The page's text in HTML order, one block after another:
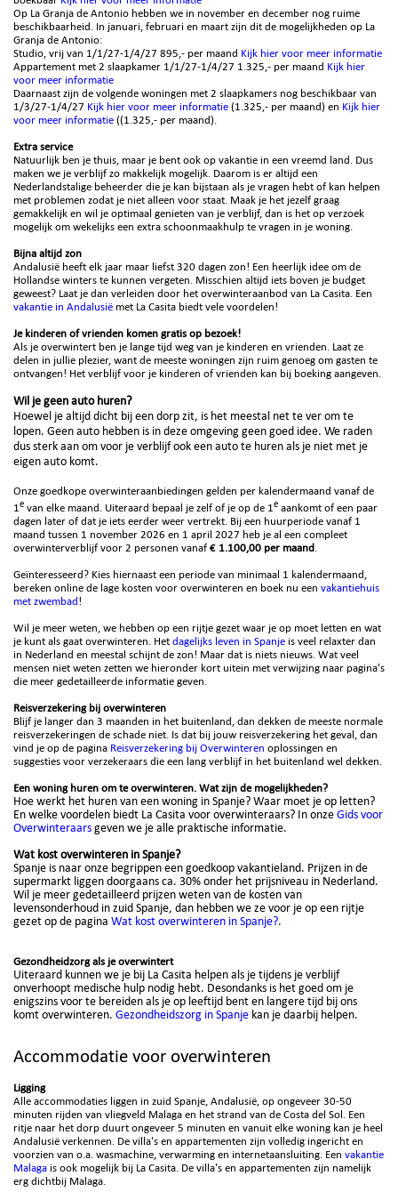
Op La Granja de Antonio hebben we in november en december nog ruime
beschikbaarheid. In januari, februari en maart zijn dit de mogelijkheden op La
Granja de Antonio:
Studio, vrij van 1/1/27-1/4/27 895,- per maand Kijk hier voor meer informatie
Appartement met 2 slaapkamer 1/1/27-1/4/27 1.325,- per maand Kijk hier
voor meer informatie
Daarnaast zijn de volgende woningen met 2 slaapkamers nog beschikbaar van
1/3/27-1/4/27 Kijk hier voor meer informatie (1.325,- per maand) en Kijk hier
voor meer informatie ((1.325,- per maand).
Extra service
Natuurlijk ben je thuis, maar je bent ook op vakantie in een vreemd land. Dus
maken we je verblijf zo makkelijk mogelijk. Daarom is er altijd een
Nederlandstalige beheerder die je kan bijstaan als je vragen hebt of kan helpen
met problemen zodat je niet alleen voor staat. Maak je het jezelf graag
gemakkelijk en wil je optimaal genieten van je verblijf, dan is het op verzoek
mogelijk om wekelijks een extra schoonmaakhulp te vragen in je woning.
Bijna altijd zon
Andalusië heeft elk jaar maar liefst 320 dagen zon! Een heerlijk idee om de
Hollandse winters te kunnen vergeten. Misschien altijd iets boven je budget
geweest? Laat je dan verleiden door het overwinteraanbod van La Casita. Een
vakantie in Andalusië met La Casita biedt vele voordelen!
Je kinderen of vrienden komen gratis op bezoek!
Als je overwintert ben je lange tijd weg van je kinderen en vrienden. Laat ze
delen in jullie plezier, want de meeste woningen zijn ruim genoeg om gasten te
ontvangen! Het verblijf voor je kinderen of vrienden kan bij boeking aangeven.
Wil je geen auto huren?
Hoewel je altijd dicht bij een dorp zit, is het meestal net te ver om te
lopen. Geen auto hebben is in deze omgeving geen goed idee. We raden
dus sterk aan om voor je verblijf ook een auto te huren als je niet met je
eigen auto komt.
Onze goedkope overwinteraanbiedingen gelden per kalendermaand vanaf de
1e van elke maand. Uiteraard bepaal je zelf of je op de 1e aankomt of een paar
dagen later of dat je iets eerder weer vertrekt. Bij een huurperiode vanaf 1
maand tussen 1 november 2026 en 1 april 2027 heb je al een compleet
overwinterverblijf voor 2 personen vanaf € 1.100,00 per maand.
Geïnteresseerd? Kies hiernaast een periode van minimaal 1 kalendermaand,
bereken online de lage kosten voor overwinteren en boek nu een vakantiehuis
met zwembad!
Wil je meer weten, we hebben op een rijtje gezet waar je op moet letten en wat
je kunt als gaat overwinteren. Het dagelijks leven in Spanje is veel relaxter dan
in Nederland en meestal schijnt de zon! Maar dat is niets nieuws. Wat veel
mensen niet weten zetten we hieronder kort uitein met verwijzing naar pagina's
die meer gedetailleerde informatie geven.
Reisverzekering bij overwinteren
Blijf je langer dan 3 maanden in het buitenland, dan dekken de meeste normale
reisverzekeringen de schade niet. Is dat bij jouw reisverzekering het geval, dan
vind je op de pagina Reisverzekering bij Overwinteren oplossingen en
suggesties voor verzekeraars die een lang verblijf in het buitenland wel dekken.
Een woning huren om te overwinteren. Wat zijn de mogelijkheden?
Hoe werkt het huren van een woning in Spanje? Waar moet je op letten?
En welke voordelen biedt La Casita voor overwinteraars? In onzeGids voor
Overwinteraarsgeven we je alle praktische informatie.
Wat kost overwinteren in Spanje?
Spanje is naar onze begrippen een goedkoop vakantieland. Prijzen in de
supermarkt liggen doorgaans ca. 30% onder het prijsniveau in Nederland.
Wil je meer gedetailleerd prijzen weten van de kosten van
levensonderhoud in zuid Spanje, dan hebben we ze voor je op een rijtje
gezet op de pagina Wat kost overwinteren in Spanje?.
Gezondheidzorg als je overwintert
Uiteraard kunnen we je bij La Casita helpen als je tijdens je verblijf
onverhoopt medische hulp nodig hebt. Desondanks is het goed om je
enigszins voor te bereiden als je op leeftijd bent en langere tijd bij ons
komtoverwinteren. Gezondheidszorg in Spanje kan je daarbij helpen.
Accommodatie voor overwinteren
Ligging
Alle accommodaties liggen in zuid Spanje, Andalusië, op ongeveer 30-50
minuten rijden van vliegveld Malaga en het strand van de Costa del Sol. Een
ritje naar het dorp duurt ongeveer 5 minuten en vanuit elke woning kan je heel
Andalusië verkennen. De villa's en appartementen zijn volledig ingericht en
voorzien van o.a. wasmachine, verwarming en internetaansluiting. Een vakantie
Malaga is ook mogelijk bij La Casita. De villa's en appartementen zijn namelijk
erg dichtbij Malaga.